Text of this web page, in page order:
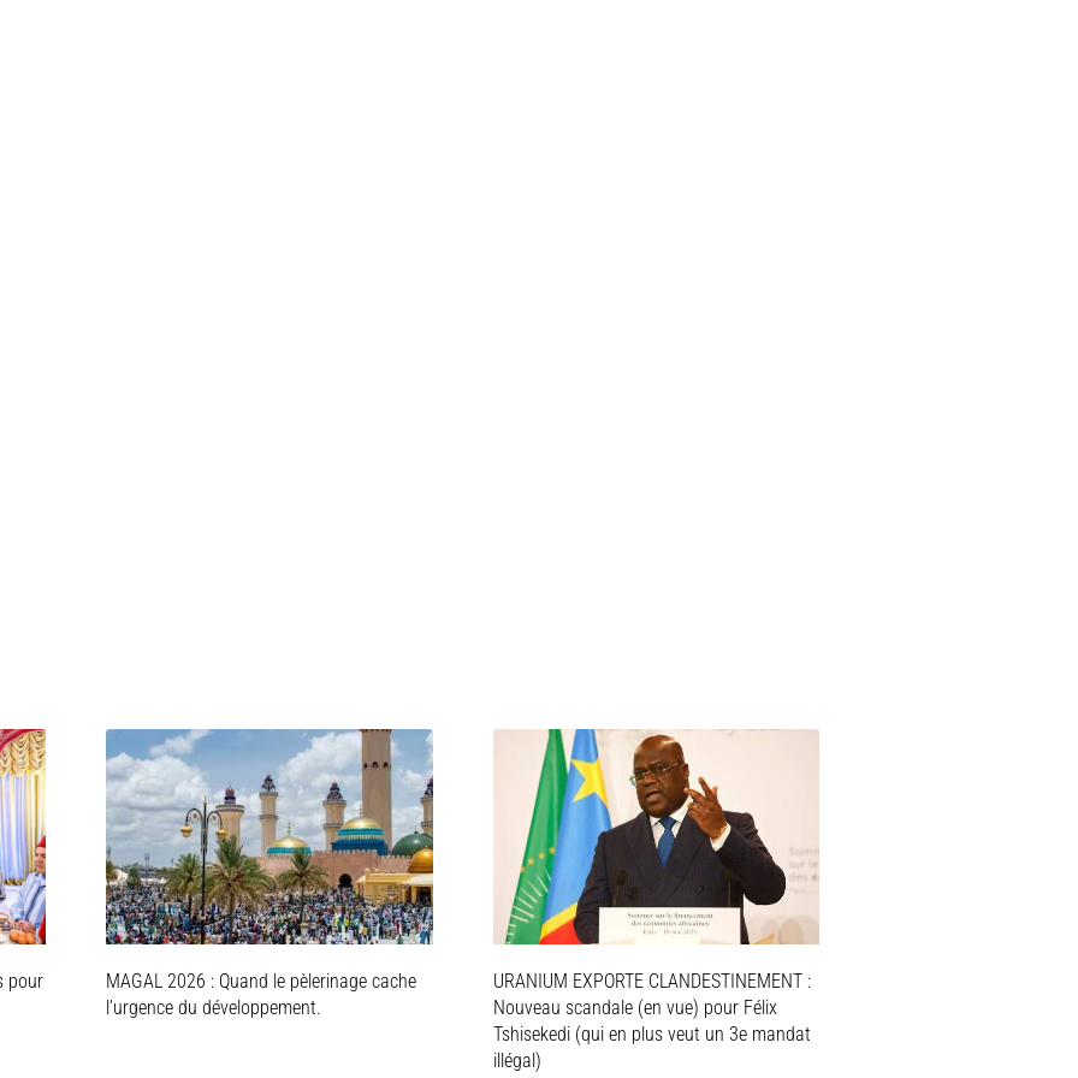
pour
MAGAL 2026 : Quand le pèlerinage cache
l’urgence du développement.
URANIUM EXPORTE CLANDESTINEMENT :
Nouveau scandale (en vue) pour Félix
Tshisekedi (qui en plus veut un 3e mandat
illégal)